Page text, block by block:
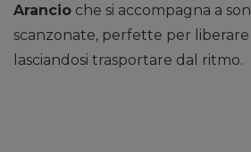
Arancio che si accompagna a
scanzonate, perfette per
lasciandosi trasportare dal ritmo.